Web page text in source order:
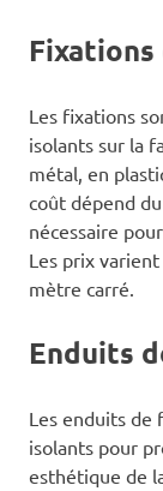
Fixations
Les fixations
isolants sur la
métal, en
coût dépend
nécessaire
Les prix
mètre carré.
Enduits
Les enduits de
isolants pour
esthétique de